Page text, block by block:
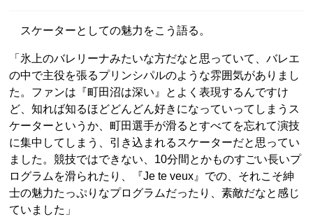
スケーターとしての魅力をこう語る。
「氷上のバレリーナみたいな方だなと思っていて、バレエ
の中で主役を張るプリンシパルのような雰囲気がありまし
た。ファンは『町田沼は深い』とよく表現するんですけ
ど、知れば知るほどどんどん好きになっていってしまうス
ケーターというか、町田選手が滑るとすべてを忘れて演技
に集中してしまう、引き込まれるスケーターだと思ってい
ました。競技ではできない、10分間とかものすごい長いプ
ログラムを滑られたり、『Je te veux』での、それこそ紳
士の魅力たっぷりなプログラムだったり、素敵だなと感じ
ていました」